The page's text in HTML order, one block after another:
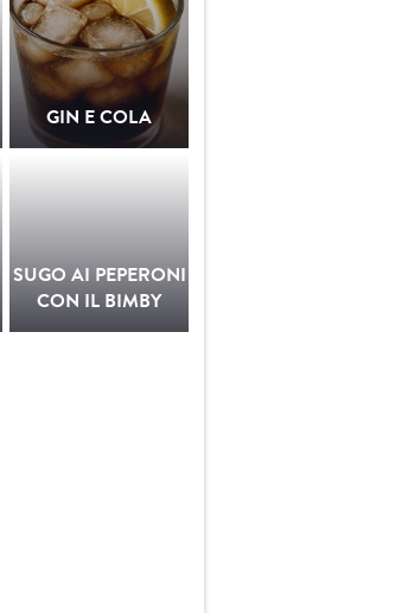
GIN E COLA
SUGO AI PEPERONI
CON IL BIMBY